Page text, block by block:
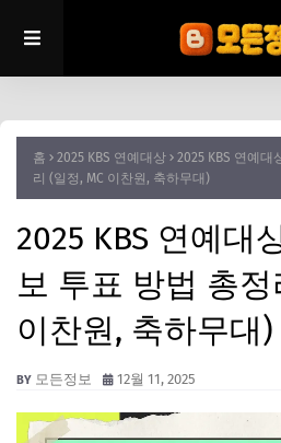
홈 2025 KBS 연예대상
2025 KBS 연예대
리 (일정, MC 이찬원, 축하무대)
2025 KBS 연예대
보 투표 방법 총정
이찬원, 축하무대)
모든정보 12월 11, 2025